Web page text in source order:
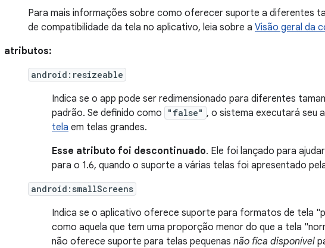
Para mais informações sobre como oferecer suporte a diferentes
de compatibilidade da tela no aplicativo, leia sobre a Visão geral da
atributos:
android:resizeable
Indica se o app pode ser redimensionado para diferentes
padrão. Se definido como
"false" , o sistema executará seu
tela em telas grandes.
Esse atributo foi descontinuado. Ele foi lançado para
para o 1.6, quando o suporte a várias telas foi apresentado
android:smallScreens
Indica se o aplicativo oferece suporte para formatos de tela
como aquela que tem uma proporção menor do que a tela
não oferece suporte para telas pequenas não fica disponível